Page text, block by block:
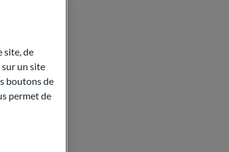
site, de
un site
boutons de
permet de